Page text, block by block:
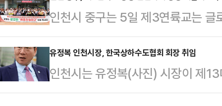
있다.아울러 인천시의 자체 온라인
천ON …
한 우려가 언론 및 유튜브 등 사회
따라 추진됐다.시는 지난 달 3일
슘(134Cs, 137Cs) 모두 최소검출
4일 정부 특별 합동 조사도 세슘과
인…
인천시 중구는 5일 제3연륙교는 글
낼 수 있도록 ‘영종하늘대교’로 명명돼야
정헌 구청장은 이날 주민 대표단과
행정부시장을 만나 재심의 청구서
의 필요성과 ‘영종하늘대교’ 명칭
유정복 인천시장, 한국상하수도협회 회장 취임
인천시는 유정복(사진) 시장이 제
했다고 5일 밝혔다.한국상하수도